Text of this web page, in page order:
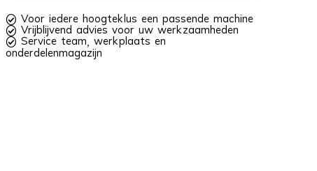
 Voor iedere hoogteklus een passende machine
 Vrijblijvend advies voor uw werkzaamheden
 Service team, werkplaats en
onderdelenmagazijn